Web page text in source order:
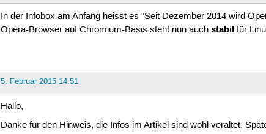
In der Infobox am Anfang heisst es "Seit Dezember 2014 wird
Opera-Browser auf Chromium-Basis steht nun auch stabilfür
5. Februar 2015 14:51
Hallo,
Danke für den Hinweis, die Infos im Artikel sind wohl veraltet.